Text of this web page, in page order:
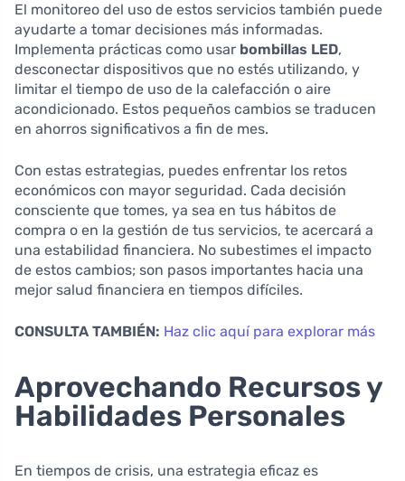
El monitoreo del uso de estos servicios también puede
ayudarte a tomar decisiones más informadas.
Implementa prácticas como usar bombillas LED,
desconectar dispositivos que no estés utilizando, y
limitar el tiempo de uso de la calefacción o aire
acondicionado. Estos pequeños cambios se traducen
en ahorros significativos a fin de mes.
Con estas estrategias, puedes enfrentar los retos
económicos con mayor seguridad. Cada decisión
consciente que tomes, ya sea en tus hábitos de
compra o en la gestión de tus servicios, te acercará a
una estabilidad financiera. No subestimes el impacto
de estos cambios; son pasos importantes hacia una
mejor salud financiera en tiempos difíciles.
CONSULTA TAMBIÉN: Haz clic aquí para explorar más
Aprovechando Recursos y
Habilidades Personales
En tiempos de crisis, una estrategia eficaz es